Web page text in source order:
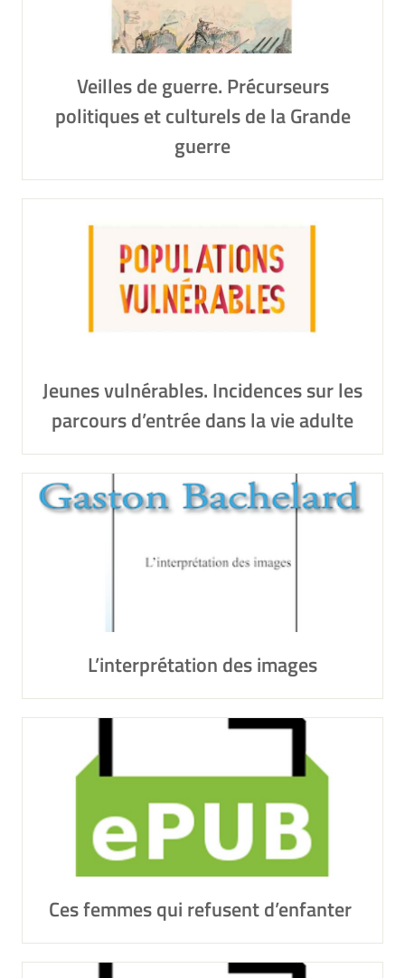
Veilles de guerre. Précurseurs
politiques et culturels de la Grande
guerre
Jeunes vulnérables. Incidences sur les
parcours d’entrée dans la vie adulte
L’interprétation des images
Ces femmes qui refusent d’enfanter